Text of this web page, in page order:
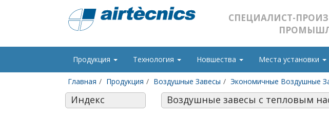
СПЕЦИАЛИСТ-
Продукция Технология Новшества Места установки
Главная Продукция Воздушные Завесы Экономичные Воздушные
Индекс Воздушные завесы с тепловым